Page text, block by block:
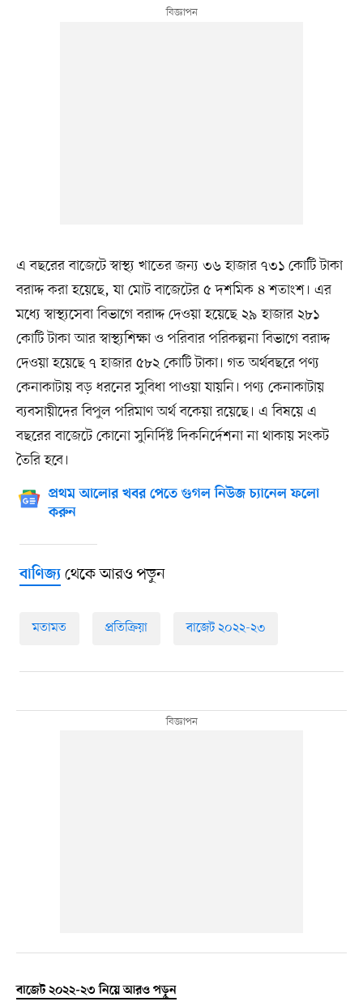
এ বছরের বাজেটে স্বাস্থ্য খাতের জন্য ৩৬ হাজার ৭৩১ কোটি টাকা
বরাদ্দ করা হয়েছে, যা মোট বাজেটের ৫ দশমিক ৪ শতাংশ। এর
মধ্যে স্বাস্থ্যসেবা বিভাগে বরাদ্দ দেওয়া হয়েছে ২৯ হাজার ২৮১
কোটি টাকা আর স্বাস্থ্যশিক্ষা ও পরিবার পরিকল্পনা বিভাগে বরাদ্দ
দেওয়া হয়েছে ৭ হাজার ৫৮২ কোটি টাকা। গত অর্থবছরে পণ্য
কেনাকাটায় বড় ধরনের সুবিধা পাওয়া যায়নি। পণ্য কেনাকাটায়
ব্যবসায়ীদের বিপুল পরিমাণ অর্থ বকেয়া রয়েছে। এ বিষয়ে এ
বছরের বাজেটে কোনো সুনির্দিষ্ট দিকনির্দেশনা না থাকায় সংকট
তৈরি হবে।
প্রথম আলোর খবর পেতে গুগল নিউজ চ্যানেল ফলো
করুন
বাণিজ্যথেকে আরও পড়ুন
মতামত প্রতিক্রিয়া বাজেট ২০২২-২৩
বাজেট ২০২২-২৩ নিয়ে আরও পড়ুন